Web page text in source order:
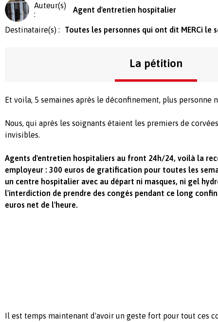
Auteur(s)
:
Agent d'entretien hospitalier
Destinataire(s) : Toutes les personnes qui ont dit MERCi le
La pétition
Et voila, 5 semaines après le déconfinement, plus personne
Nous, qui après les soignants étaient les premiers de
invisibles.
Agents d'entretien hospitaliers au front 24h/24, voilà la
employeur : 300 euros de gratification pour toutes les
un centre hospitalier avec au départ ni masques, ni gel
l'interdiction de prendre des congés pendant ce long
euros net de l'heure.
Il est temps maintenant d'avoir un geste fort pour tout ces